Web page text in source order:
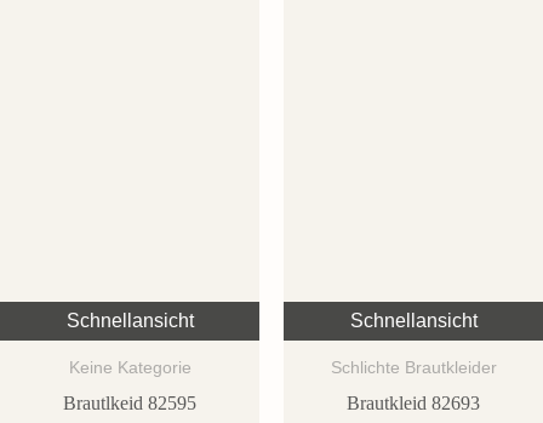
Schnellansicht
Keine Kategorie
Brautlkeid 82595
Schnellansicht
Schlichte Brautkleider
Brautkleid 82693